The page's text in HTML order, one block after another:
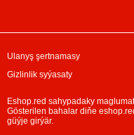
Ulanyş şertnamasy
Gizlinlik syýasaty
Eshop.red sahypadaky
Gösterilen bahalar diňe
güýje girýär.